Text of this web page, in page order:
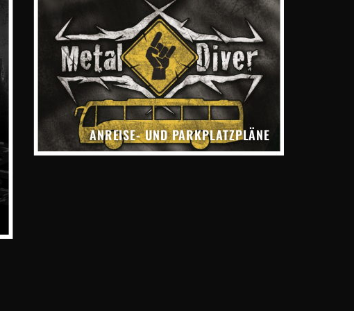
ANREISE- UND PARKPLATZPLÄNE